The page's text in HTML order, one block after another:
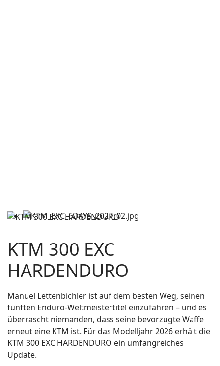
KTM 300 EXC
HARDENDURO
Manuel Lettenbichler ist auf dem besten Weg, seinen
fünften Enduro-Weltmeistertitel einzufahren – und es
überrascht niemanden, dass seine bevorzugte Waffe
erneut eine KTM ist. Für das Modelljahr 2026 erhält die
KTM 300 EXC HARDENDURO ein umfangreiches
Update.